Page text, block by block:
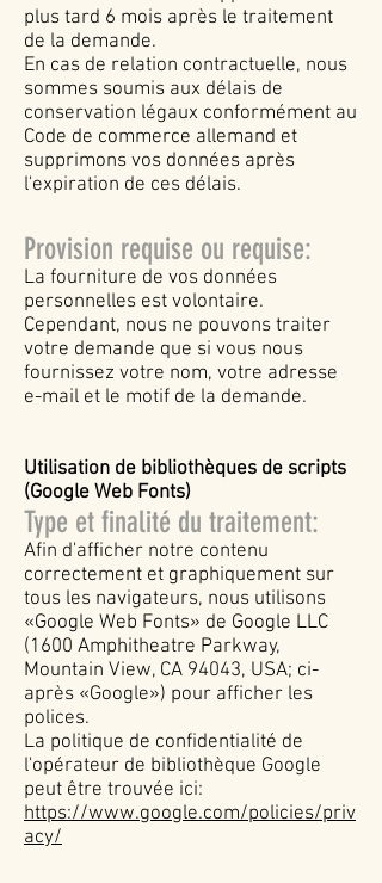
plus tard 6 mois après le traitement
de la demande.
En cas de relation contractuelle, nous
sommes soumis aux délais de
conservation légaux conformément au
Code de commerce allemand et
supprimons vos données après
l'expiration de ces délais.
Provision requise ou requise:
La fourniture de vos données
personnelles est volontaire.
Cependant, nous ne pouvons traiter
votre demande que si vous nous
fournissez votre nom, votre adresse
e-mail et le motif de la demande.
Utilisation de bibliothèques de scripts
(Google Web Fonts)
Type et finalité du traitement:
Afin d'afficher notre contenu
correctement et graphiquement sur
tous les navigateurs, nous utilisons
«Google Web Fonts» de Google LLC
(1600 Amphitheatre Parkway,
Mountain View, CA 94043, USA; ci-
après «Google») pour afficher les
polices.
La politique de confidentialité de
l'opérateur de bibliothèque Google
peut être trouvée ici:
https://www.google.com/policies/priv
acy/